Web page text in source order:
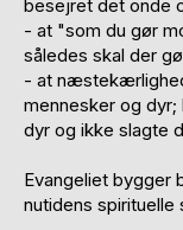
besejret det onde
- at "som du gør
således skal der
- at
mennesker og
dyr og ikke slagte
Evangeliet bygger
nutidens spirituelle